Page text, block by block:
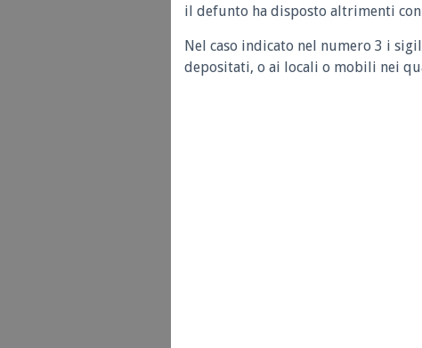
il defunto ha disposto altrimenti con
Nel caso indicato nel numero 3 i
depositati, o ai locali o mobili nei